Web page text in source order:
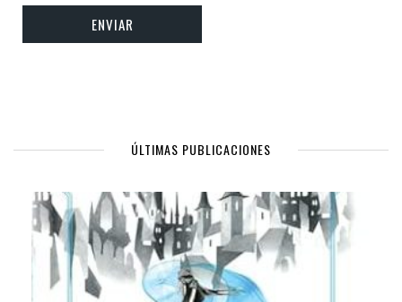
ÚLTIMAS PUBLICACIONES